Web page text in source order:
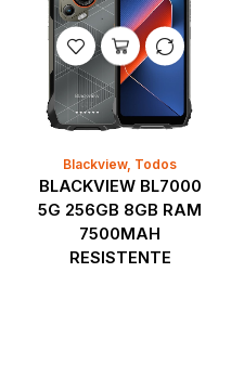
Blackview, Todos
BLACKVIEW BL7000
5G 256GB 8GB RAM
7500MAH
RESISTENTE